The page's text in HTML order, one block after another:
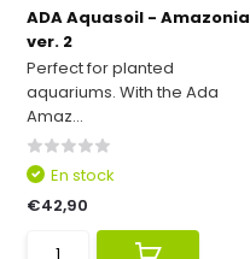
ADA Aquasoil - Amazonia
ver. 2
Perfect for planted
aquariums. With the Ada
Amaz...
En stock
€42,90